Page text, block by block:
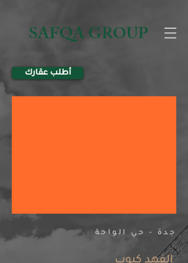
SAFQA GROUP
أطلب عقارك
جدة - حي الواحة
الفهد كيوب